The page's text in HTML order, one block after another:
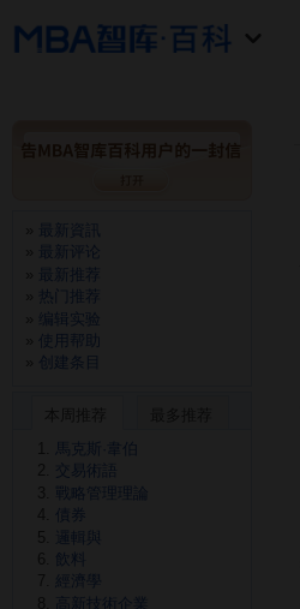
最新資訊
最新评论
最新推荐
热门推荐
编辑实验
使用帮助
创建条目
馬克斯·韋伯
交易術語
戰略管理理論
債券
邏輯與
飲料
經濟學
高新技術企業